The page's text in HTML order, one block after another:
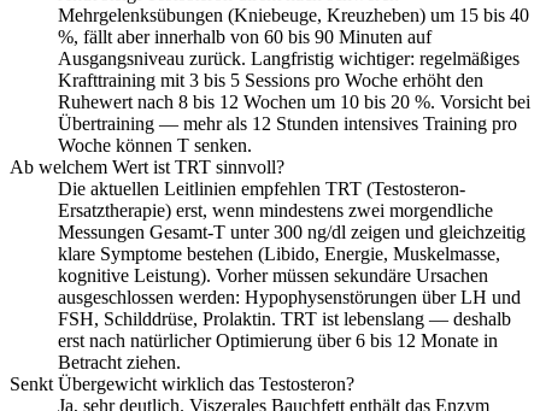
Mehrgelenksübungen (Kniebeuge, Kreuzheben) um 15 bis 40
%, fällt aber innerhalb von 60 bis 90 Minuten auf
Ausgangsniveau zurück. Langfristig wichtiger: regelmäßiges
Krafttraining mit 3 bis 5 Sessions pro Woche erhöht den
Ruhewert nach 8 bis 12 Wochen um 10 bis 20 %. Vorsicht bei
Übertraining — mehr als 12 Stunden intensives Training pro
Woche können T senken.
Ab welchem Wert ist TRT sinnvoll?
Die aktuellen Leitlinien empfehlen TRT (Testosteron-
Ersatztherapie) erst, wenn mindestens zwei morgendliche
Messungen Gesamt-T unter 300 ng/dl zeigen und gleichzeitig
klare Symptome bestehen (Libido, Energie, Muskelmasse,
kognitive Leistung). Vorher müssen sekundäre Ursachen
ausgeschlossen werden: Hypophysenstörungen über LH und
FSH, Schilddrüse, Prolaktin. TRT ist lebenslang — deshalb
erst nach natürlicher Optimierung über 6 bis 12 Monate in
Betracht ziehen.
Senkt Übergewicht wirklich das Testosteron?
Ja, sehr deutlich. Viszerales Bauchfett enthält das Enzym